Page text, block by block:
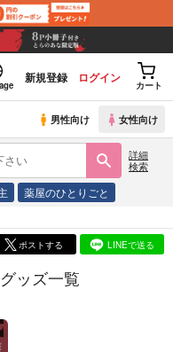
新規登録 ログイン
カート
男性向け 女性向け
詳細
検索
薬屋のひとりごと
ポストする LINEで送る
ッズ一覧